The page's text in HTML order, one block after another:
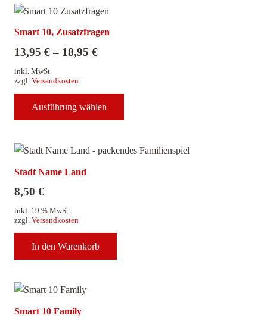
Smart 10, Zusatzfragen
13,95 €– 18,95 €
inkl. MwSt.
zzgl. Versandkosten
Ausführung wählen
Varianten
Stadt Name Land
8,50 €
inkl. 19 % MwSt.
zzgl. Versandkosten
In den Warenkorb
Smart 10 Family